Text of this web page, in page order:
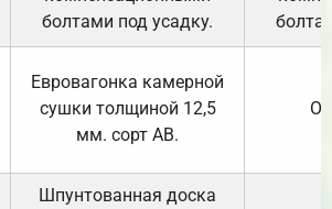
болтами под усадку.
Евровагонка камерной
сушки толщиной 12,5
мм. сорт АВ.
Шпунтованная доска